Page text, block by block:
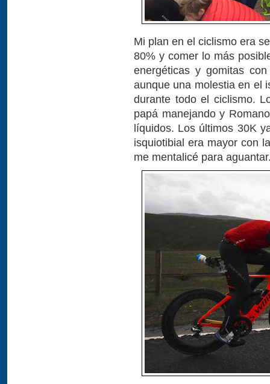
Mi plan en el ciclismo era
80% y comer lo más
energéticas y gomitas
aunque una molestia en el
durante todo el ciclismo.
papá manejando y
líquidos. Los últimos 30K
isquiotibial era mayor con
me mentalicé para